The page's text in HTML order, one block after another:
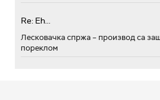
Re: Eh...
Лесковачка спржа – производ са
пореклом